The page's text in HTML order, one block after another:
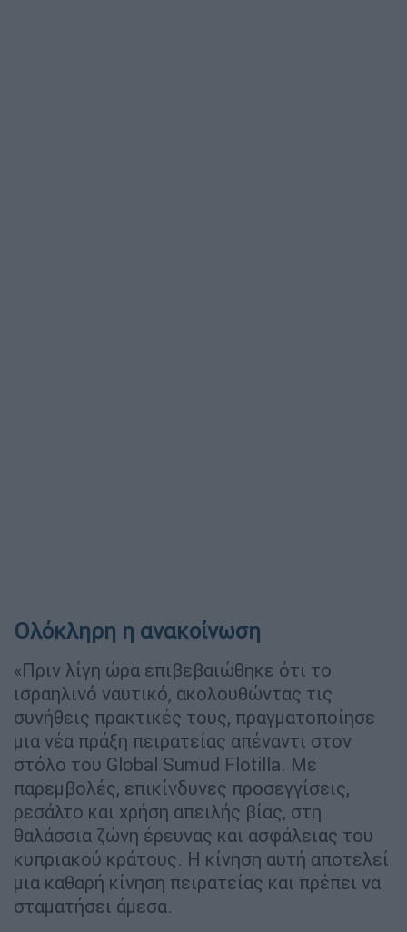
Ολόκληρη η ανακοίνωση
«Πριν λίγη ώρα επιβεβαιώθηκε ότι το
ισραηλινό ναυτικό, ακολουθώντας τις
συνήθεις πρακτικές τους, πραγματοποίησε
μια νέα πράξη πειρατείας απέναντι στον
στόλο του Global Sumud Flotilla. Με
παρεμβολές, επικίνδυνες προσεγγίσεις,
ρεσάλτο και χρήση απειλής βίας, στη
θαλάσσια ζώνη έρευνας και ασφάλειας του
κυπριακού κράτους. Η κίνηση αυτή αποτελεί
μια καθαρή κίνηση πειρατείας και πρέπει να
σταματήσει άμεσα.